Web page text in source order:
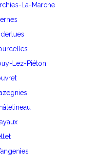
La-Marche
Lez-Piéton